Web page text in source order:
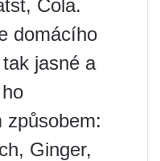
Cola.
domácího
jasné a
způsobem:
Ginger,